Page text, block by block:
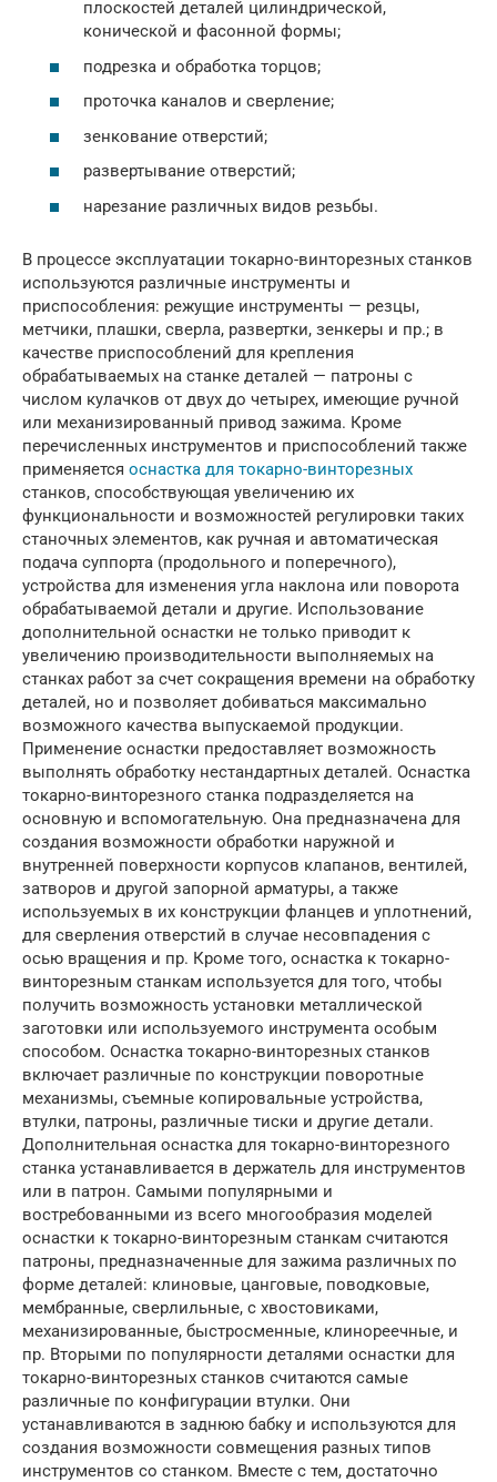
плоскостей деталей цилиндрической,
конической и фасонной формы;
подрезка и обработка торцов;
проточка каналов и сверление;
зенкование отверстий;
развертывание отверстий;
нарезание различных видов резьбы.
В процессе эксплуатации токарно-винторезных станков
используются различные инструменты и
приспособления: режущие инструменты — резцы,
метчики, плашки, сверла, развертки, зенкеры и пр.; в
качестве приспособлений для крепления
обрабатываемых на станке деталей — патроны с
числом кулачков от двух до четырех, имеющие ручной
или механизированный привод зажима. Кроме
перечисленных инструментов и приспособлений также
применяется оснастка для токарно-винторезных
станков, способствующая увеличению их
функциональности и возможностей регулировки таких
станочных элементов, как ручная и автоматическая
подача суппорта (продольного и поперечного),
устройства для изменения угла наклона или поворота
обрабатываемой детали и другие. Использование
дополнительной оснастки не только приводит к
увеличению производительности выполняемых на
станках работ за счет сокращения времени на обработку
деталей, но и позволяет добиваться максимально
возможного качества выпускаемой продукции.
Применение оснастки предоставляет возможность
выполнять обработку нестандартных деталей. Оснастка
токарно-винторезного станка подразделяется на
основную и вспомогательную. Она предназначена для
создания возможности обработки наружной и
внутренней поверхности корпусов клапанов, вентилей,
затворов и другой запорной арматуры, а также
используемых в их конструкции фланцев и уплотнений,
для сверления отверстий в случае несовпадения с
осью вращения и пр. Кроме того, оснастка к токарно-
винторезным станкам используется для того, чтобы
получить возможность установки металлической
заготовки или используемого инструмента особым
способом. Оснастка токарно-винторезных станков
включает различные по конструкции поворотные
механизмы, съемные копировальные устройства,
втулки, патроны, различные тиски и другие детали.
Дополнительная оснастка для токарно-винторезного
станка устанавливается в держатель для инструментов
или в патрон. Самыми популярными и
востребованными из всего многообразия моделей
оснастки к токарно-винторезным станкам считаются
патроны, предназначенные для зажима различных по
форме деталей: клиновые, цанговые, поводковые,
мембранные, сверлильные, с хвостовиками,
механизированные, быстросменные, клинореечные, и
пр. Вторыми по популярности деталями оснастки для
токарно-винторезных станков считаются самые
различные по конфигурации втулки. Они
устанавливаются в заднюю бабку и используются для
создания возможности совмещения разных типов
инструментов со станком. Вместе с тем, достаточно